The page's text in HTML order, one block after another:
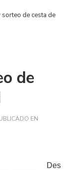
de cesta de
de
EN
Des